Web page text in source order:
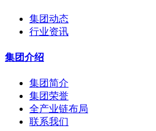
集团动态
行业资讯
集团介绍
集团简介
集团荣誉
全产业链布局
联系我们